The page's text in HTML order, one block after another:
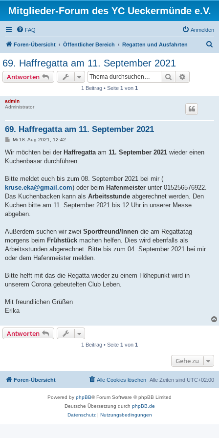
Mitglieder-Forum des YC Ueckermünde e.V.
FAQ Anmelden
Foren-Übersicht Öffentlicher Bereich Regatten und Ausfahrten
69. Haffregatta am 11. September 2021
Antworten Suche
1 Beitrag • Seite 1 von 1
admin
Administrator
69. Haffregatta am 11. September 2021
B
i
r
Mi 18. Aug 2021, 12:42
Wir möchten bei der Haffregatta am 11. September 2021 wieder einen
Kuchenbasar durchführen.
Bitte meldet euch bis zum 08. September 2021 bei mir (
kruse.eka@gmail.com) oder beim Hafenmeister unter 015256576922.
Das Kuchenbacken kann als Arbeitsstunde abgerechnet werden. Den
Kuchen bitte am 11. September 2021 bis 12 Uhr in unserer Messe
abgeben.
Außerdem suchen wir zwei Sportfreund/Innen die am Regattatag
morgens beim Frühstück machen helfen. Dies wird ebenfalls als
Arbeitsstunden abgerechnet. Bitte bis zum 04. September 2021 bei mir
oder dem Hafenmeister melden.
Bitte helft mit das die Regatta wieder zu einem Höhepunkt wird in
unserem Corona gebeutelten Club Leben.
Mit freundlichen Grüßen
Erika
Antworten
1 Beitrag • Seite 1 von 1
Gehe zu
Foren-Übersicht Alle Zeiten sind UTC+02:00
Alle Cookies löschen
Powered by phpBB® Forum Software © phpBB Limited
Deutsche Übersetzung durch phpBB.de
Datenschutz| Nutzungsbedingungen